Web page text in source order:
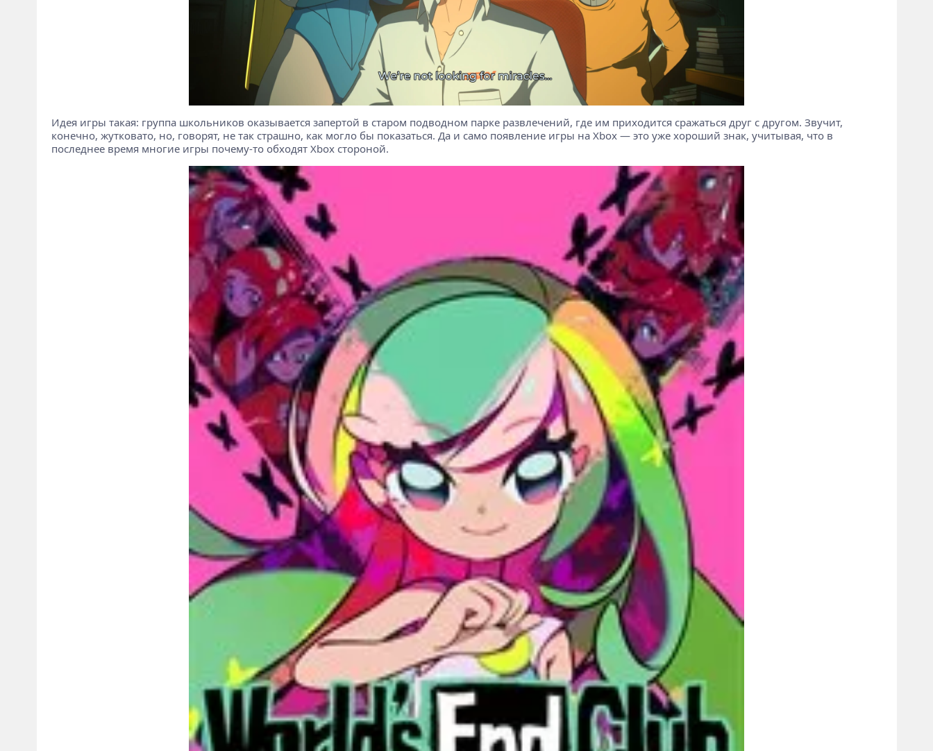
Идея игры такая: группа школьников оказывается запертой в старом подводном парке развлечений, где им приходится сражаться друг с другом. Звучит,
конечно, жутковато, но, говорят, не так страшно, как могло бы показаться. Да и само появление игры на Xbox — это уже хороший знак, учитывая, что в
последнее время многие игры почему-то обходят Xbox стороной.